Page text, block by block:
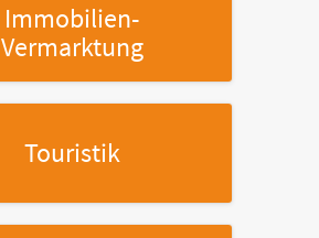
Immobilien-
Vermarktung
Touristik